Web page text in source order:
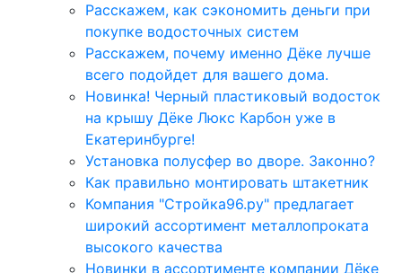
Расскажем, как сэкономить деньги при
покупке водосточных систем
Расскажем, почему именно Дёке лучше
всего подойдет для вашего дома.
Новинка! Черный пластиковый водосток
на крышу Дёке Люкс Карбон уже в
Екатеринбурге!
Установка полусфер во дворе. Законно?
Как правильно монтировать штакетник
Компания "Стройка96.ру" предлагает
широкий ассортимент металлопроката
высокого качества
Новинки в ассортименте компании Дёке